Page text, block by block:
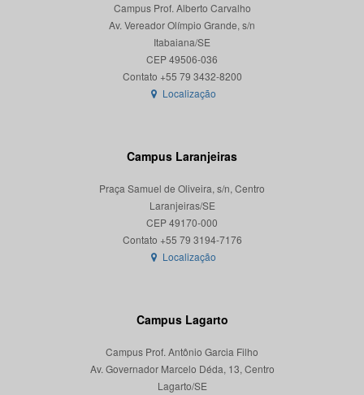
Campus Prof. Alberto Carvalho
Av. Vereador Olímpio Grande, s/n
Itabaiana/SE
CEP 49506-036
Localização
Campus Laranjeiras
Praça Samuel de Oliveira, s/n, Centro
Laranjeiras/SE
CEP 49170-000
Localização
Campus Lagarto
Campus Prof. Antônio Garcia Filho
Av. Governador Marcelo Déda, 13, Centro
Lagarto/SE